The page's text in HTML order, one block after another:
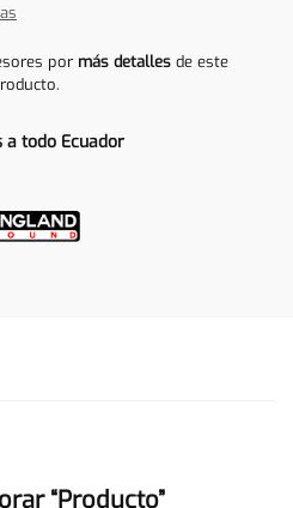
por más detallesde este
a todo Ecuador
“Producto”